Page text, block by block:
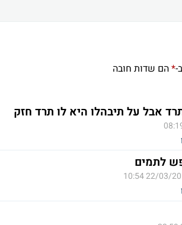
*הם שדות חובה
אבל על תיבהלו היא לו תרד חזק
לתמים
22/03/2019